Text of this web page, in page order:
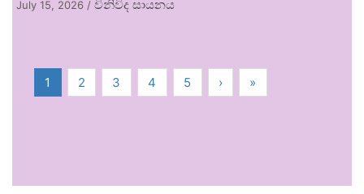
July 15, 2026 / විනිවිද සායනය
1 2 3 4 5 › »